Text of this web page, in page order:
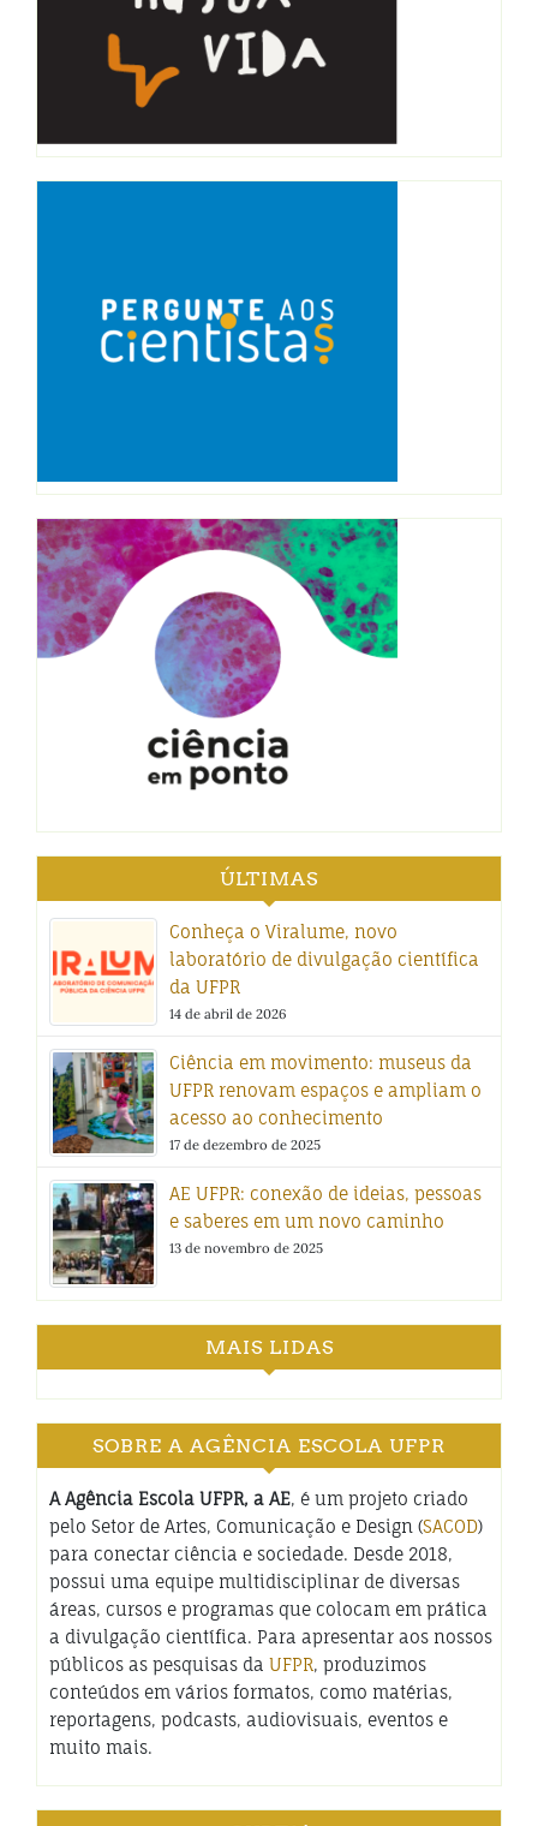
ÚLTIMAS
Conheça o Viralume, novo
laboratório de divulgação científica
da UFPR
14 de abril de 2026
Ciência em movimento: museus da
UFPR renovam espaços e ampliam o
acesso ao conhecimento
17 de dezembro de 2025
AE UFPR: conexão de ideias, pessoas
e saberes em um novo caminho
13 de novembro de 2025
MAIS LIDAS
SOBRE A AGÊNCIA ESCOLA UFPR
A Agência Escola UFPR, a AE, é um projeto criado
pelo Setor de Artes, Comunicação e Design (SACOD)
para conectar ciência e sociedade. Desde 2018,
possui uma equipe multidisciplinar de diversas
áreas, cursos e programas que colocam em prática
a divulgação científica. Para apresentar aos nossos
públicos as pesquisas da UFPR, produzimos
conteúdos em vários formatos, como matérias,
reportagens, podcasts, audiovisuais, eventos e
muito mais.